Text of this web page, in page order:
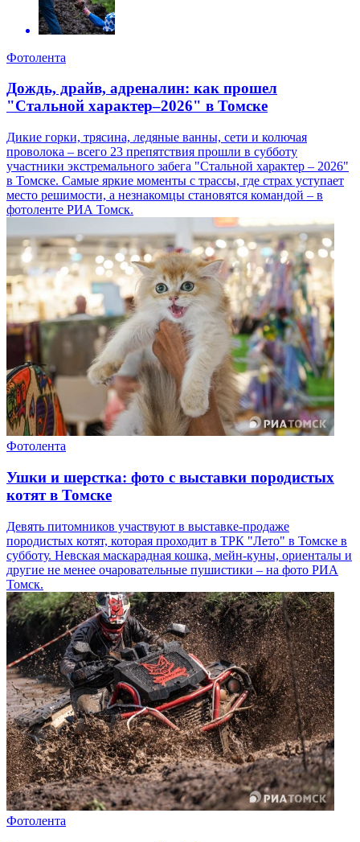
Фотолента
Дождь, драйв, адреналин: как прошел
"Стальной характер–2026" в Томске
Дикие горки, трясина, ледяные ванны, сети и колючая
проволока – всего 23 препятствия прошли в субботу
участники экстремального забега "Стальной характер – 2026"
в Томске. Самые яркие моменты с трассы, где страх уступает
место решимости, а незнакомцы становятся командой – в
фотоленте РИА Томск.
Фотолента
Ушки и шерстка: фото с выставки породистых
котят в Томске
Девять питомников участвуют в выставке-продаже
породистых котят, которая проходит в ТРК "Лето" в Томске в
субботу. Невская маскарадная кошка, мейн-куны, ориенталы и
другие не менее очаровательные пушистики – на фото РИА
Томск.
Фотолента